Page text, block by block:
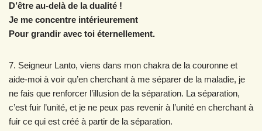
D’être au-delà de la dualité !
Je me concentre intérieurement
Pour grandir avec toi éternellement.
7. Seigneur Lanto, viens dans mon chakra de la couronne et
aide-moi à voir qu’en cherchant à me séparer de la maladie, je
ne fais que renforcer l’illusion de la séparation. La séparation,
c’est fuir l’unité, et je ne peux pas revenir à l’unité en cherchant à
fuir ce qui est créé à partir de la séparation.